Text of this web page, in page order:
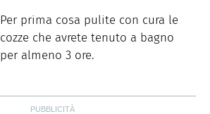
Per prima cosa pulite con cura le
cozze che avrete tenuto a bagno
per almeno 3 ore.